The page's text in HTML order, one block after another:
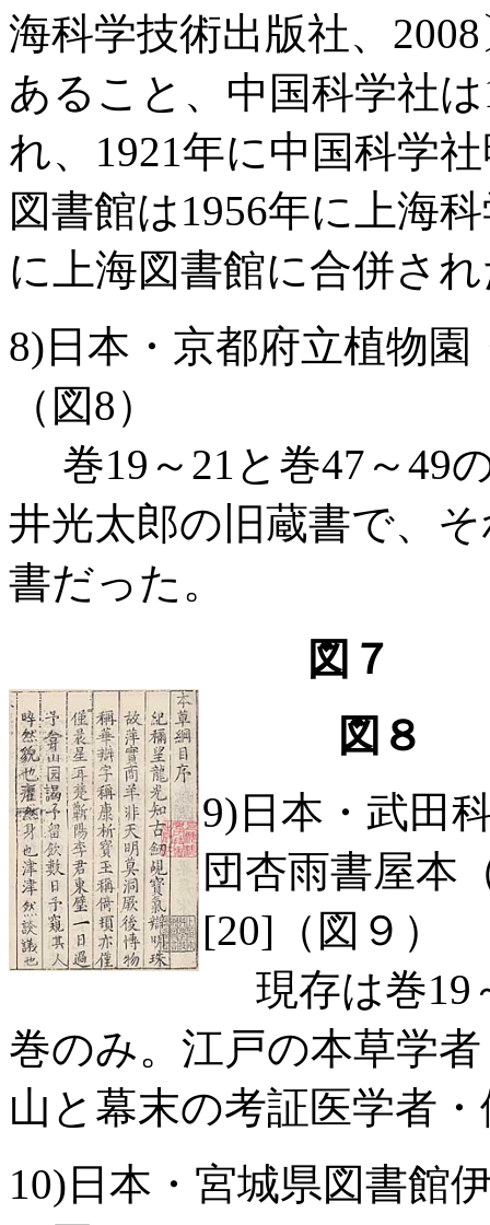
海科学技術出版社、
あること、中国科学社
れ、1921年に中国科学
図書館は1956年に上海
に上海図書館に合併さ
8)日本・京都府立植物
（図8）
巻19～21と巻47～49
井光太郎の旧蔵書で、
書だった。
図７
9)日本・武田
団杏雨書屋本
[20]（図９）
現存は巻19
巻のみ。江戸の本草学
山と幕末の考証医学者
10)日本・宮城県図書館